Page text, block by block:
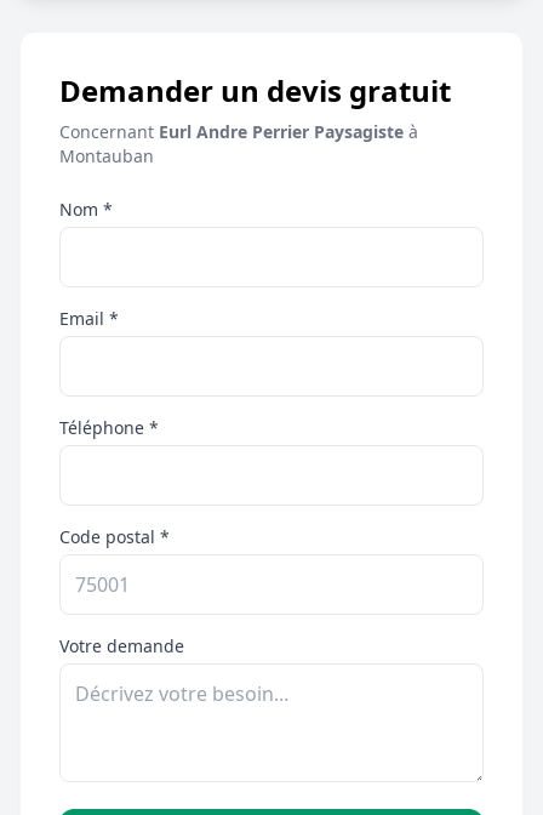
Demander un devis gratuit
Concernant Eurl Andre Perrier Paysagiste à
Montauban
Nom *
Email *
Téléphone *
Code postal *
Votre demande